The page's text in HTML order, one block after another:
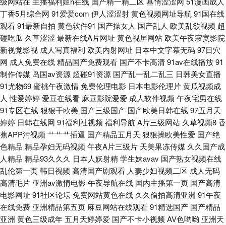
花堂 丁香五月激情图片 免费色片 人人操人人 色呦呦网站入口国 亚洲97成人
91精品伊人超碰 97精品在线 成人性爱网在线 美女三级在线播放AV 亚洲最大
成人久久 91大神爱上黑丝美女 WWW黄色片免费网站 国产草逼视频 免费男
女午男女网址 日本乱码 影音先锋人妻av 大香蕉伊伊阴包在线8 欧洲人妖 综
合另类第13页 91秦先生在线在线 92精品福利在线 成人91豆花官网 91免费
看片天堂 豆花论坛 色欧美色综合色天堂 91福利姬免费 97国语资源 大香蕉伊
人天下 国产资源一区二区 玖玖热视频 青青草原电影院 91日韩高清 无码人妻
1206 91在线视频网站总站 午夜福中 91麻豆蜜桃 91网站免费 韩美日一区二
区 日韩AV无码自拍 性生活欧美免费 91传媒 91探花视频网址 男女上床视频
丁香5月综合网 91爱爱com 伊人涩涩射黄色视频网址导航 91国在线
观看91最新自拍 黄色软件91 国产操女人 国产乱人 欧美乱欲视频 超
碰吃瓜 久草涩涩 最新在线A片网址 黄色视屏网站 欧美午夜寂寞影院
新视觉影视 成人写真福利 欧美内射网址 日本中文字幕无码97日穴
网 成人免费在线精品国产免费观看 国产不卡高清91av在线播放91
制作传媒 岛国av资源 超碰91资源 国产乱一乱二乱三 日韩美女直播
91尤物69蜜桃午夜激情免费伦理电影 日本电影伦理片黄瓜视频成
人 性爱婷婷 爱豆在线看 麻豆影院爱爱 成人软件视频 午夜宅男在线
91专区在线狠狠干欧美 国产三级国产 国产欧美日韩在线97五月天
婷婷 日韩在线网 91福利社视频 福利导航 A片三级网站 久草视频8香
蕉APP污视频 艹艹艹插逼 国产精品五月天 狠狠操欧美性爱 国产绝
色精品 精品孕妇无码视频 午夜A片三级片 天美果冻传媒 久久国产成
人精品 精品93久久久 日本人妖射精学生妹avav 国产熟女视频在线
乱伦第一页韩日视频 高清国产剧观看 人妻少妇视频二区 成人无码
高清毛片 亚洲av激情电影午夜导航在线 国内主播第一页 国产高清
电影网址 91社区论坛免费网站黄色在线 久久偷拍高清亚洲 91午夜
在线免费 亚洲精品第五页 麻豆网站在线观看91精选国产 国产精品
亚洲 黄色三级成年 五月天婷婷爱 国产不卡小视频 AV色哟哟 亚洲天